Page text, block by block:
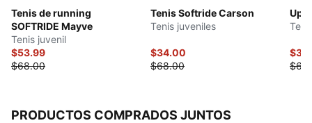
Tenis de running
SOFTRIDE Mayve
Tenis juvenil
$53.99
$68.00
Tenis Softride Carson
Tenis juveniles
$34.00
$68.00
PRODUCTOS COMPRADOS JUNTOS